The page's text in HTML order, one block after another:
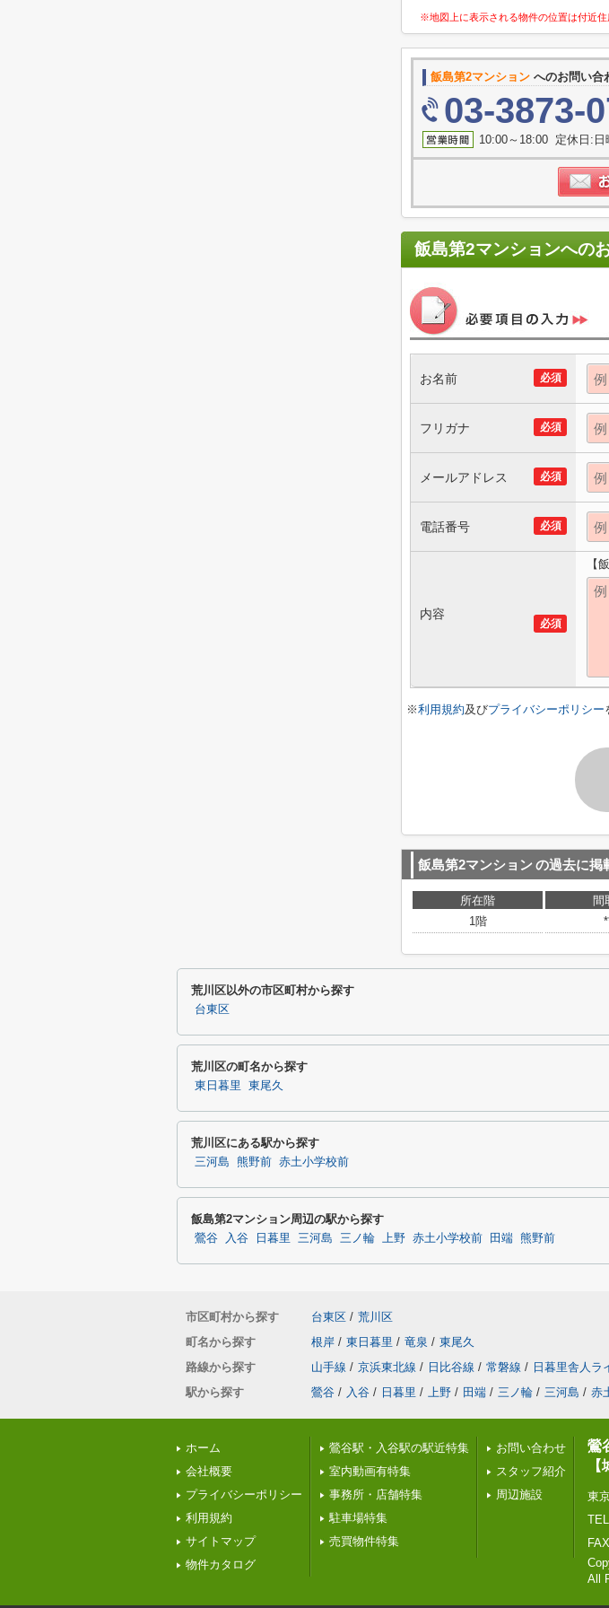
※地図上に表示される物件の位置は付近住
飯島第2マンション へのお問い合
03-3873-
10:00～18:00 定休日:日
飯島第2マンションへの
必須
お名前
必須
フリガナ
必須
メールアドレス
必須
電話番号
必須
内容
【
※利用規約及びプライバシーポリシー
飯島第2マンションの過去に掲
所在階 間
1階
荒川区以外の市区町村から探す
台東区
荒川区の町名から探す
東日暮里 東尾久
荒川区にある駅から探す
三河島 熊野前 赤土小学校前
飯島第2マンション周辺の駅から探す
鶯谷 入谷 日暮里 三河島 三ノ輪 上野 赤土小学校前 田端 熊野前
市区町村から探す 台東区 / 荒川区
町名から探す
根岸 / 東日暮里 / 竜泉 / 東尾久
路線から探す
山手線 / 京浜東北線 / 日比谷線 / 常磐線 / 日暮里舎人ラ
駅から探す
鶯谷 / 入谷 / 日暮里 / 上野 / 田端 / 三ノ輪 / 三河島 / 赤
ホーム
会社概要
プライバシーポリシー
利用規約
サイトマップ
物件カタログ
鶯谷駅・入谷駅の駅近特集
室内動画有特集
事務所・店舗特集
駐車場特集
売買物件特集
お問い合わせ
スタッフ紹介
周辺施設
鶯
東
All